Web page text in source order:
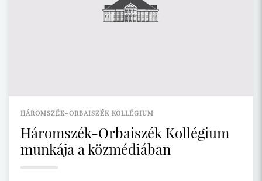
HÁROMSZÉK-ORBAISZÉK KOLLÉGIUM
Háromszék-Orbaiszék Kollégium
munkája a közmédiában